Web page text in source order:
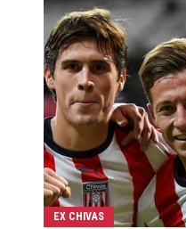
EX CHIVAS